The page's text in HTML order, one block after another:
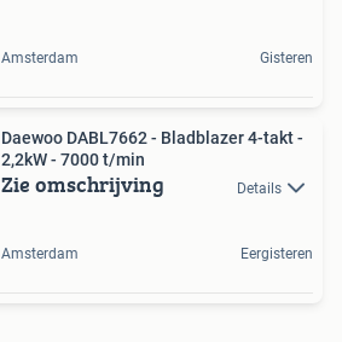
Amsterdam Gisteren
Daewoo DABL7662 - Bladblazer 4-takt -
2,2kW - 7000 t/min
Zie omschrijving Details
Amsterdam Eergisteren